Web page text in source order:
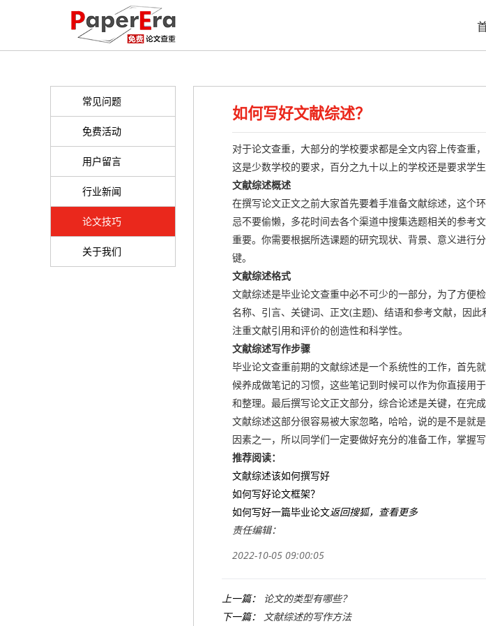
常见问题
免费活动
用户留言
行业新闻
论文技巧
关于我们
如何写好文献综述？
对于论文查重，大部分的学校要求都是全文内容上传查重
这是少数学校的要求，百分之九十以上的学校还是要求学
文献综述概述
在撰写论文正文之前大家首先要着手准备文献综述，这个
忌不要偷懒，多花时间去各个渠道中搜集选题相关的参考
重要。你需要根据所选课题的研究现状、背景、意义进行
键。
文献综述格式
文献综述是毕业论文查重中必不可少的一部分，为了方便
名称、引言、关键词、正文(主题)、结语和参考文献，因
注重文献引用和评价的创造性和科学性。
文献综述写作步骤
毕业论文查重前期的文献综述是一个系统性的工作，首先
候养成做笔记的习惯，这些笔记到时候可以作为你直接用
和整理。最后撰写论文正文部分，综合论述是关键，在完
文献综述这部分很容易被大家忽略，哈哈，说的是不是就
因素之一，所以同学们一定要做好充分的准备工作，掌握写
推荐阅读：
文献综述该如何撰写好
如何写好论文框架？
如何写好一篇毕业论文返回搜狐，查看更多
责任编辑：
2022-10-05 09:00:05
上一篇：
论文的类型有哪些？
下一篇： 文献综述的写作方法